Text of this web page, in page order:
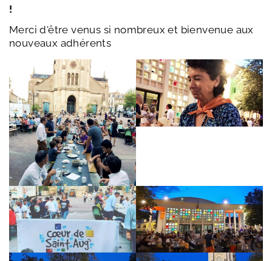
!
Merci d'être venus si nombreux et bienvenue aux
nouveaux adhérents